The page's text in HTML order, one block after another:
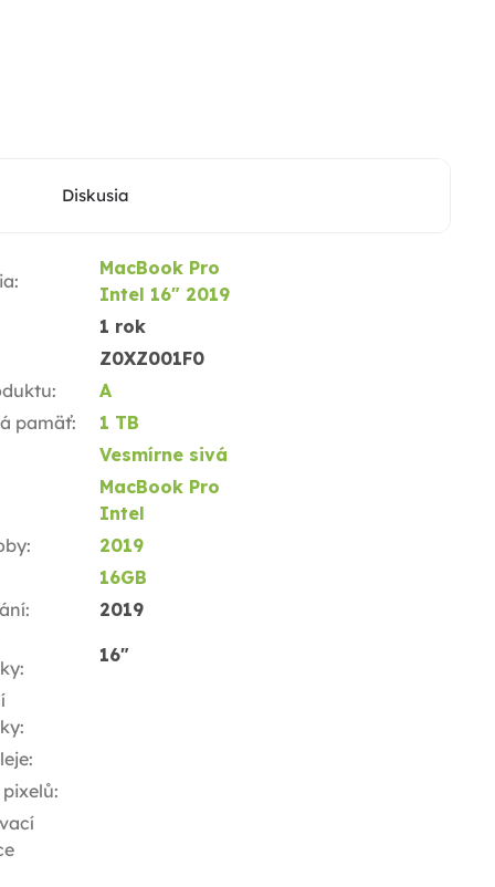
Diskusia
:
MacBook Pro
Intel 16" 2019
1 rok
Z0XZ001F0
:
A
pamäť:
1 TB
Vesmírne sivá
MacBook Pro
Intel
:
2019
16GB
:
2019
:
16"
:
:
: